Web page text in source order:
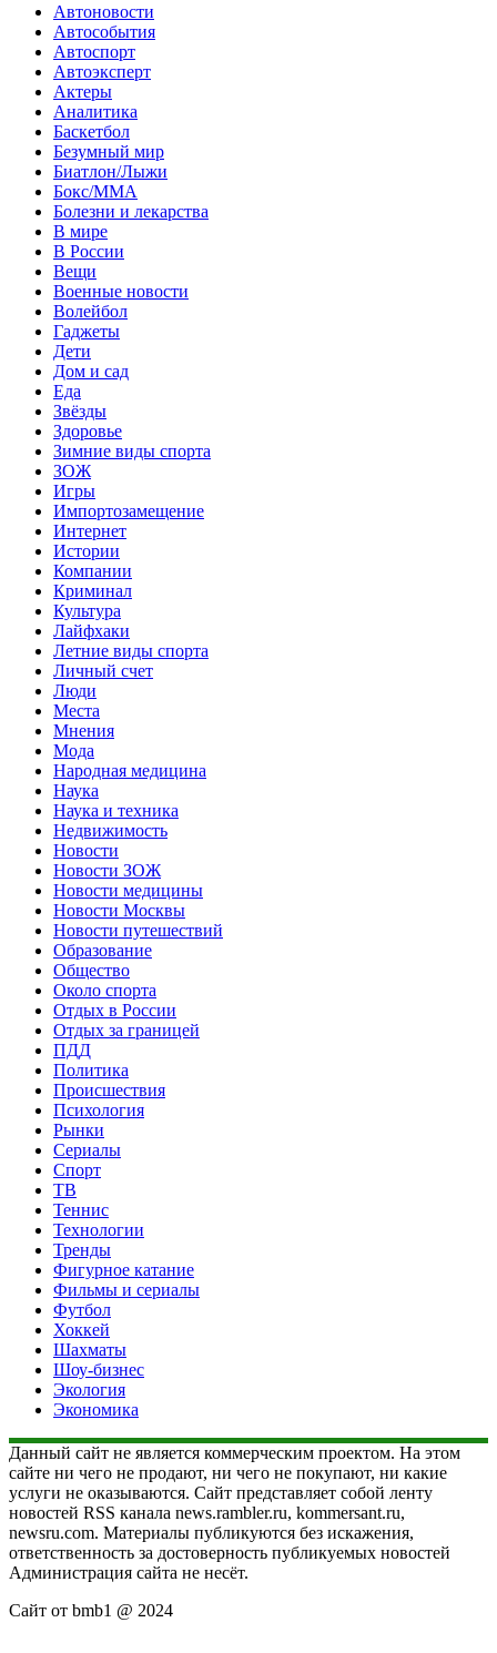
Автоновости
Автособытия
Автоспорт
Автоэксперт
Актеры
Аналитика
Баскетбол
Безумный мир
Биатлон/Лыжи
Бокс/MMA
Болезни и лекарства
В мире
В России
Вещи
Военные новости
Волейбол
Гаджеты
Дети
Дом и сад
Еда
Звёзды
Здоровье
Зимние виды спорта
ЗОЖ
Игры
Импортозамещение
Интернет
Истории
Компании
Криминал
Культура
Лайфхаки
Летние виды спорта
Личный счет
Люди
Места
Мнения
Мода
Народная медицина
Наука
Наука и техника
Недвижимость
Новости
Новости ЗОЖ
Новости медицины
Новости Москвы
Новости путешествий
Образование
Общество
Около спорта
Отдых в России
Отдых за границей
ПДД
Политика
Происшествия
Психология
Рынки
Сериалы
Спорт
ТВ
Теннис
Технологии
Тренды
Фигурное катание
Фильмы и сериалы
Футбол
Хоккей
Шахматы
Шоу-бизнес
Экология
Экономика
Данный сайт не является коммерческим проектом. На этом
сайте ни чего не продают, ни чего не покупают, ни какие
услуги не оказываются. Сайт представляет собой ленту
новостей RSS канала news.rambler.ru, kommersant.ru,
newsru.com. Материалы публикуются без искажения,
ответственность за достоверность публикуемых новостей
Администрация сайта не несёт.
Сайт от bmb1 @ 2024